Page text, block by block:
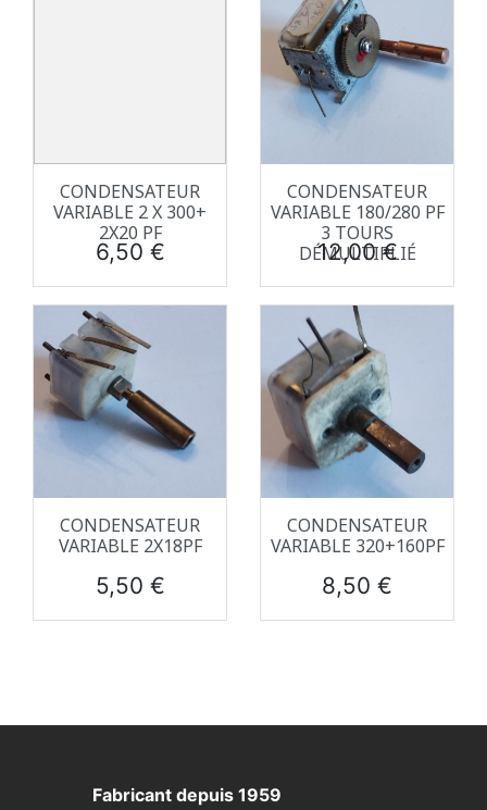
CONDENSATEUR
VARIABLE 2 X 300+
2X20 PF
Prix
6,50 €
CONDENSATEUR
VARIABLE 180/280 PF
3 TOURS
DÉMULTIPLIÉ
Prix
12,00 €
CONDENSATEUR
VARIABLE 2X18PF
Prix
5,50 €
CONDENSATEUR
VARIABLE 320+160PF
Prix
8,50 €
Fabricant depuis 1959